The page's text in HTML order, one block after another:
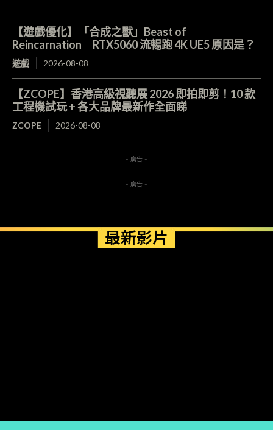
【遊戲優化】「合成之獸」Beast of
Reincarnation RTX5060 流暢跑 4K UE5 原因是？
遊戲 2026-08-08
【ZCOPE】香港高級視聽展 2026 即拍即剪！10 款
工程機試玩 + 各大品牌最新作全面睇
ZCOPE 2026-08-08
- 廣告 -
- 廣告 -
最新影片